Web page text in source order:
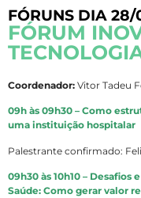
FÓRUNS DIA
FÓRUM
Coordenador: Vitor Tadeu
09h às 09h30 – Como
uma instituição hospitalar
Palestrante confirmado:
09h30 às 10h10 – Desafios
Saúde: Como gerar valor